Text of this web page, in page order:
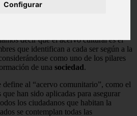
Configurar
ogastronomía
religiosas y cotidianas que
localidades de un país; siguiendo la
heredándose de
decir que el acervo cultural es el
que identifican a cada ser según a la
como uno de los pilares
de una sociedad.
define al “acervo comunitario”, como el
han sido aplicadas para asegurar
los ciudadanos que habitan la
se contemplan todas las